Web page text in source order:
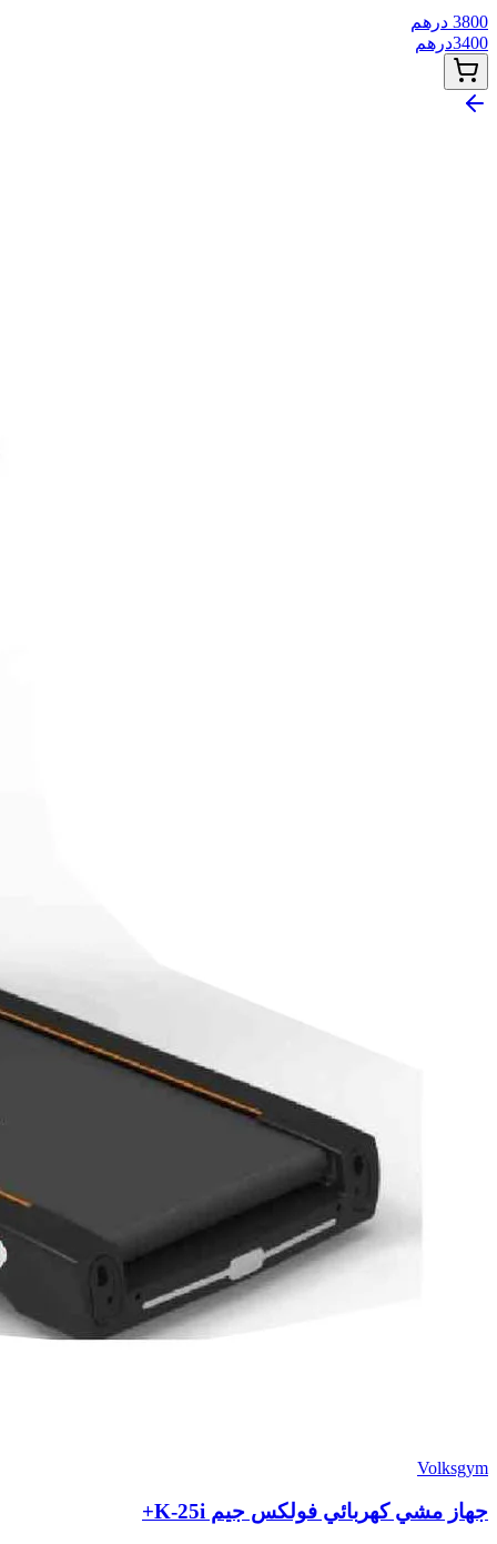
3800 درهم
3400درهم
Volksgym
جهاز مشي كهربائي فولكس جيم K-25i+